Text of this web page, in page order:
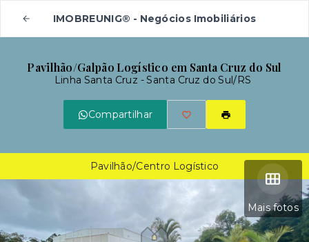
IMOBREUNIG® - Negócios Imobiliários
Pavilhão/Galpão Logístico em Santa Cruz do Sul
Linha Santa Cruz - Santa Cruz do Sul/RS
Compartilhar
Mais fotos
Pavilhão/Centro Logístico